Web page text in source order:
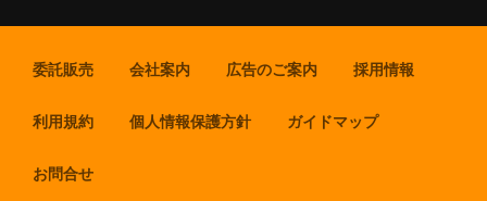
委託販売 会社案内 広告のご案内 採用情報
利用規約 個人情報保護方針 ガイドマップ
お問合せ